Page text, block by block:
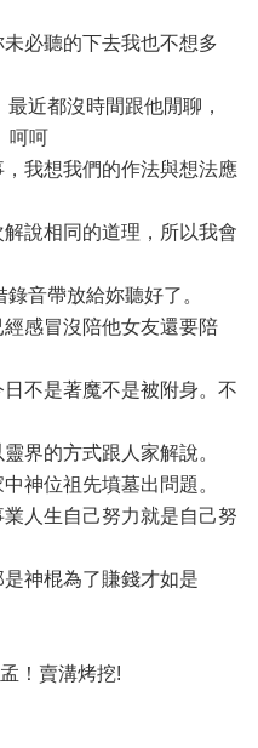
必聽的下去我也不想多
近都沒時間跟他閒聊，
呵呵
我想我們的作法與想法應
說相同的道理，所以我會
音帶放給妳聽好了。
感冒沒陪他女友還要陪
不是著魔不是被附身。不
界的方式跟人家解說。
神位祖先墳墓出問題。
人生自己努力就是自己努
神棍為了賺錢才如是
！賣溝烤挖!